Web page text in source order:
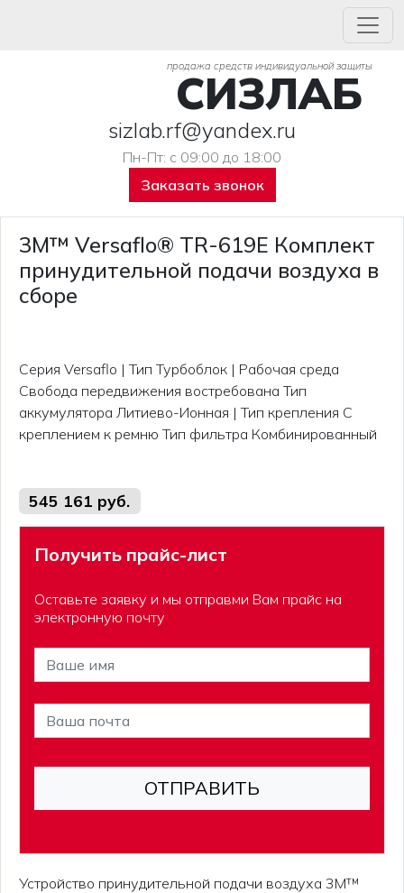
продажа средств индивидуальной защиты
СИЗЛАБ
sizlab.rf@yandex.ru
Пн-Пт: с 09:00 до 18:00
Заказать звонок
3M™ Versaflo® TR-619E Комплект
принудительной подачи воздуха в
сборе
Серия Versaflo | Тип Турбоблок | Рабочая среда
Свобода передвижения востребована Тип
аккумулятора Литиево-Ионная | Тип крепления С
креплением к ремню Тип фильтра Комбинированный
545 161 руб.
Получить прайс-лист
Оставьте заявку и мы отправми Вам прайс на
электронную почту
Устройство принудительной подачи воздуха 3M™